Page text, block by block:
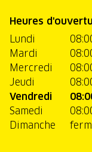
Heures
Lundi
Mardi
Mercredi
Jeudi
Vendredi
Samedi
Dimanche